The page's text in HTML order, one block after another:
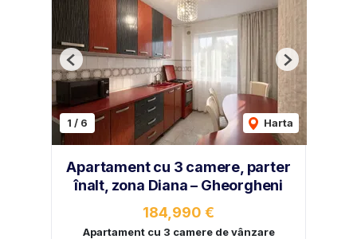
1 / 6 Harta
Previous Next
Apartament cu 3 camere, parter
înalt, zona Diana – Gheorgheni
184,990 €
Apartament cu 3 camere de vânzare